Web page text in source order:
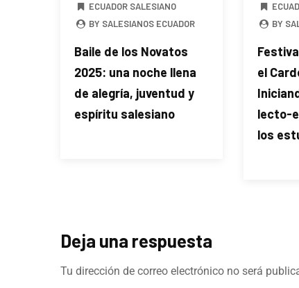
ECUADOR SALESIANO
BY SALESIANOS ECUADOR
Baile de los Novatos
2025: una noche llena
de alegría, juventud y
espíritu salesiano
BY
el
lecto-
los
Deja una respuesta
Tu dirección de correo electrónico no será